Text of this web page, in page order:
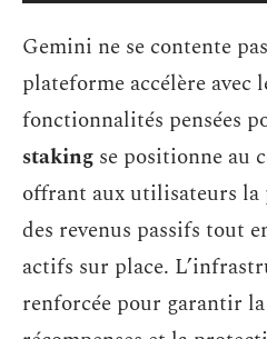
Gemini ne se contente
plateforme accélère avec
fonctionnalités pensées
staking se positionne au
offrant aux utilisateurs la
des revenus passifs tout
actifs sur place.
renforcée pour garantir